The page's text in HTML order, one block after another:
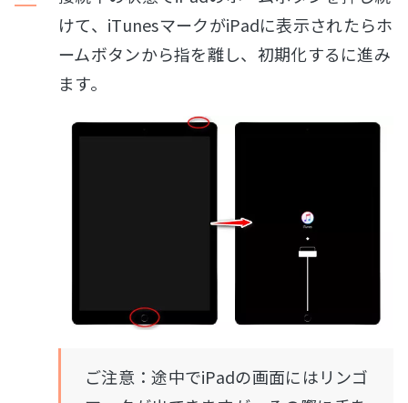
けて、iTunesマークがiPadに表示されたらホ
ームボタンから指を離し、初期化するに進み
ます。
ご注意：途中でiPadの画面にはリンゴ